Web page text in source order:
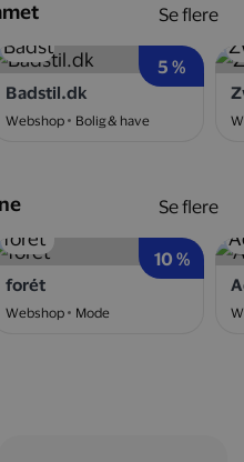
5 %
Badstil.dk
Webshop Bolig & have
Se flere
10 %
forét
Webshop Mode
Se flere